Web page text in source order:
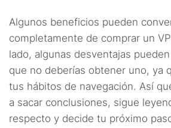
Algunos beneficios pueden
completamente de comprar un
lado, algunas desventajas
que no deberías obtener uno, ya
tus hábitos de navegación. Así
a sacar conclusiones, sigue
respecto y decide tu próximo